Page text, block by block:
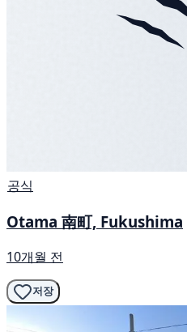
공식
Otama 南町, Fukushima
10개월 전
저장